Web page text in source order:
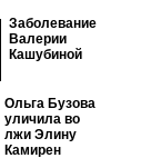
Заболевание
Валерии
Кашубиной
Ольга Бузова
уличила во
лжи Элину
Камирен